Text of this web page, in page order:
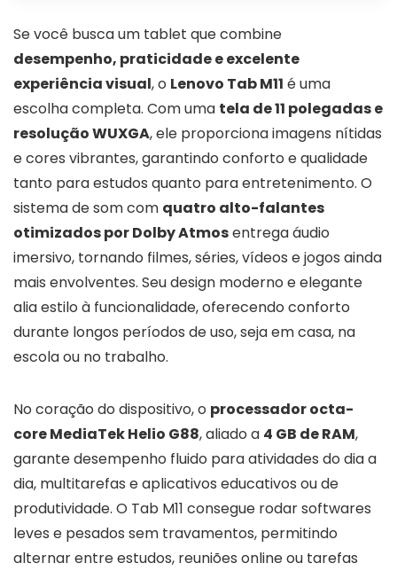
Se você busca um tablet que combine
desempenho, praticidade e excelente
experiência visual, o Lenovo Tab M11 é uma
escolha completa. Com uma tela de 11 polegadas e
resolução WUXGA, ele proporciona imagens nítidas
e cores vibrantes, garantindo conforto e qualidade
tanto para estudos quanto para entretenimento. O
sistema de som com quatro alto-falantes
otimizados por Dolby Atmosentrega áudio
imersivo, tornando filmes, séries, vídeos e jogos ainda
mais envolventes. Seu design moderno e elegante
alia estilo à funcionalidade, oferecendo conforto
durante longos períodos de uso, seja em casa, na
escola ou no trabalho.
No coração do dispositivo, o processador octa-
core MediaTek Helio G88, aliado a 4 GB de RAM,
garante desempenho fluido para atividades do dia a
dia, multitarefas e aplicativos educativos ou de
produtividade. O Tab M11 consegue rodar softwares
leves e pesados sem travamentos, permitindo
alternar entre estudos, reuniões online ou tarefas